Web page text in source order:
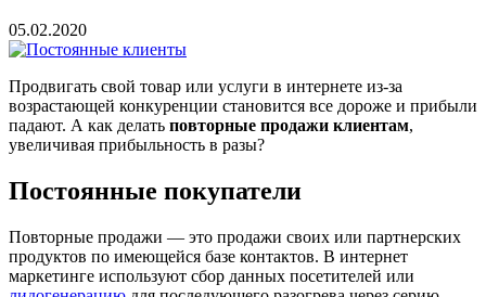
05.02.2020
Продвигать свой товар или услуги в интернете из-за
возрастающей конкуренции становится все дороже и прибыли
падают. А как делать повторные продажи клиентам,
увеличивая прибыльность в разы?
Постоянные покупатели
Повторные продажи — это продажи своих или партнерских
продуктов по имеющейся базе контактов. В интернет
маркетинге используют сбор данных посетителей или